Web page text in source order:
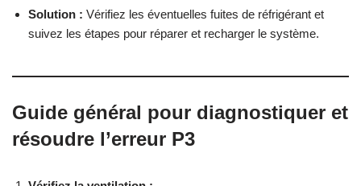
Solution : Vérifiez les éventuelles fuites de réfrigérant et
suivez les étapes pour réparer et recharger le système.
Guide général pour diagnostiquer et
résoudre l’erreur P3